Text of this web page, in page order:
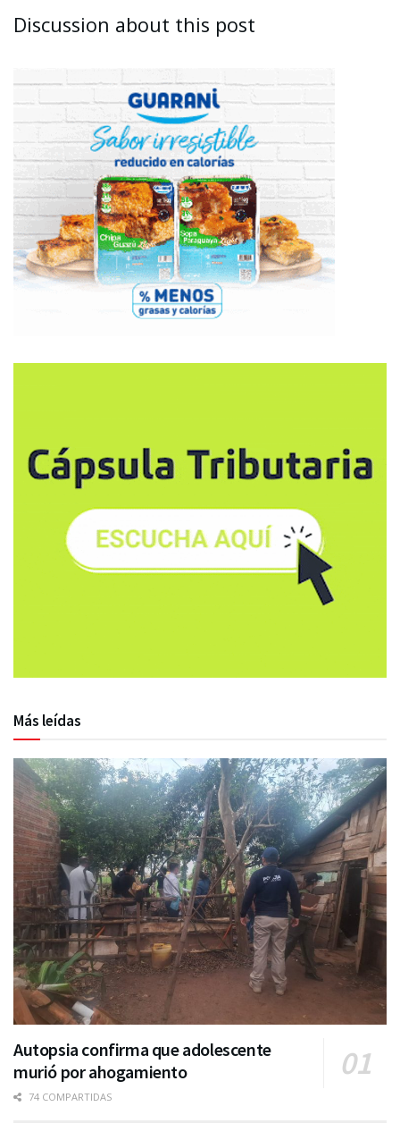
Discussion about this post
Más leídas
Autopsia confirma que adolescente
murió por ahogamiento
74 COMPARTIDAS